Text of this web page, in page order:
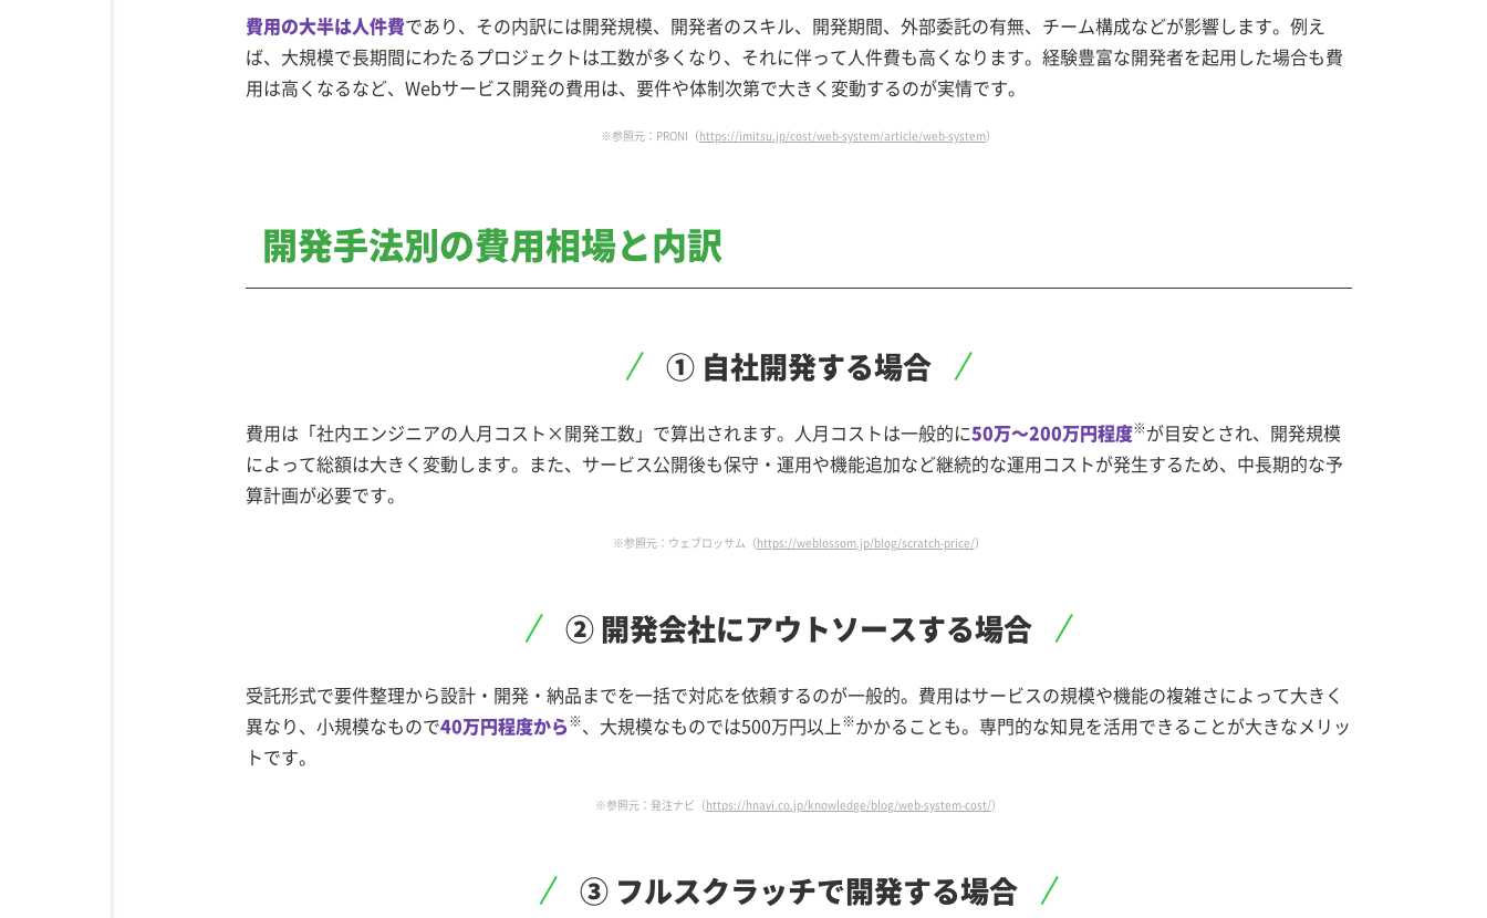
費用の大半は人件費であり、その内訳には開発規模、開発者のスキル、開発期間、外部委託の有無、チーム構成などが影響します。例え
ば、大規模で長期間にわたるプロジェクトは工数が多くなり、それに伴って人件費も高くなります。経験豊富な開発者を起用した場合も費
用は高くなるなど、Webサービス開発の費用は、要件や体制次第で大きく変動するのが実情です。
※参照元：PRONI（https://imitsu.jp/cost/web-system/article/web-system）
開発手法別の費用相場と内訳
① 自社開発する場合
費用は「社内エンジニアの人月コスト×開発工数」で算出されます。人月コストは一般的に50万～200万円程度※が目安とされ、開発規模
によって総額は大きく変動します。また、サービス公開後も保守・運用や機能追加など継続的な運用コストが発生するため、中長期的な予
算計画が必要です。
※参照元：ウェブロッサム（https://weblossom.jp/blog/scratch-price/）
② 開発会社にアウトソースする場合
受託形式で要件整理から設計・開発・納品までを一括で対応を依頼するのが一般的。費用はサービスの規模や機能の複雑さによって大きく
異なり、小規模なもので40万円程度から※、大規模なものでは500万円以上※かかることも。専門的な知見を活用できることが大きなメリッ
トです。
※参照元：発注ナビ（https://hnavi.co.jp/knowledge/blog/web-system-cost/）
③ フルスクラッチで開発する場合